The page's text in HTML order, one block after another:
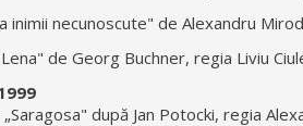
inimii necunoscute" de Alexandru
de Georg Buchner, regia Liviu
după Jan Potocki, regia